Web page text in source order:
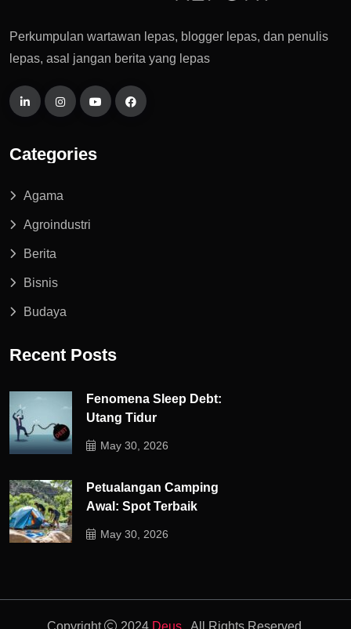
Perkumpulan wartawan lepas, blogger lepas, dan penulis
lepas, asal jangan berita yang lepas
Categories
Agama
Agroindustri
Berita
Bisnis
Budaya
Recent Posts
Fenomena Sleep Debt:
Utang Tidur
May 30, 2026
Petualangan Camping
Awal: Spot Terbaik
May 30, 2026
Copyright 2024 Deus. . All Rights Reserved.